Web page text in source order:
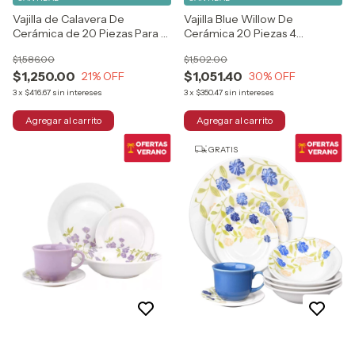
Vajilla de Calavera De
Cerámica de 20 Piezas Para 4
$1,250.00
$1,586.00
21% OFF
3x $416.67 sin intereses
Vajilla Blue Willow De
Cerámica 20 Piezas 4
$1,051.40
$1,502.00
30% OFF
3x $350.47 sin intereses
GRATIS